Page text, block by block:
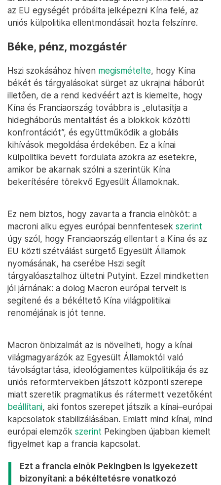
az EU egységét próbálta jelképezni Kína felé, az
uniós külpolitika ellentmondásait hozta felszínre.
Béke, pénz, mozgástér
Hszi szokásához híven megismételte, hogy Kína
békét és tárgyalásokat sürget az ukrajnai háborút
illetően, de a rend kedvéért azt is kiemelte, hogy
Kína és Franciaország továbbra is „elutasítja a
hidegháborús mentalitást és a blokkok közötti
konfrontációt”, és együttműködik a globális
kihívások megoldása érdekében. Ez a kínai
külpolitika bevett fordulata azokra az esetekre,
amikor be akarnak szólni a szerintük Kína
bekerítésére törekvő Egyesült Államoknak.
Ez nem biztos, hogy zavarta a francia elnököt: a
macroni alku egyes európai bennfentesek szerint
úgy szól, hogy Franciaország ellentart a Kína és az
EU közti szétválást sürgető Egyesült Államok
nyomásának, ha cserébe Hszi segít
tárgyalóasztalhoz ültetni Putyint. Ezzel mindketten
jól járnának: a dolog Macron európai terveit is
segítené és a békéltető Kína világpolitikai
renoméjának is jót tenne.
Macron önbizalmát az is növelheti, hogy a kínai
világmagyarázók az Egyesült Államoktól való
távolságtartása, ideológiamentes külpolitikája és az
uniós reformtervekben játszott központi szerepe
miatt szeretik pragmatikus és rátermett vezetőként
beállítani, aki fontos szerepet játszik a kínai–európai
kapcsolatok stabilizálásában. Emiatt mind kínai, mind
európai elemzők szerint Pekingben újabban kiemelt
figyelmet kap a francia kapcsolat.
Ezt a francia elnök Pekingben is igyekezett
bizonyítani: a békéltetésre vonatkozó